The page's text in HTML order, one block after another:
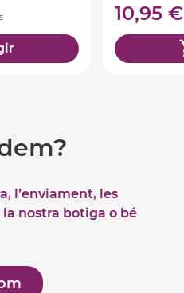
10,95 €
l’enviament, les
la nostra botiga o bé